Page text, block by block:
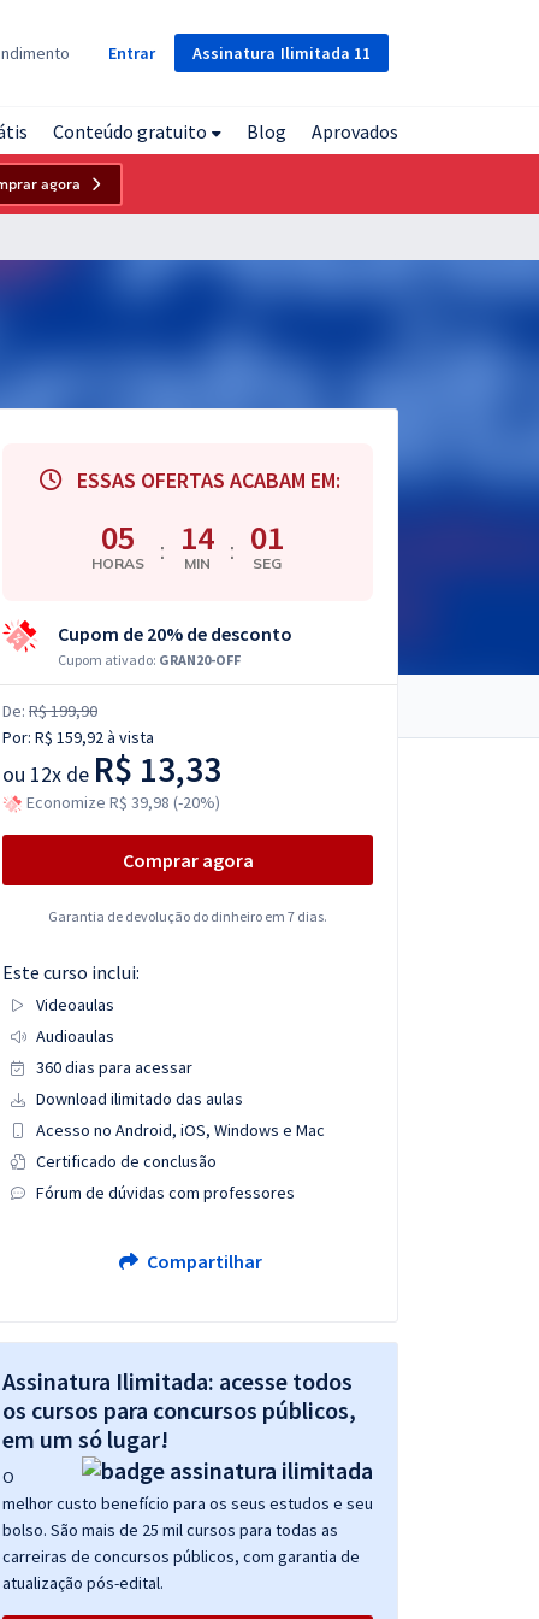
Assinatura Ilimitada 11
Entrar
Conteúdo gratuito Blog Aprovados
agora
ESSAS OFERTAS ACABAM EM:
05
HORAS : 14
MIN : 00
SEG
Cupom de 20% de desconto
Cupom ativado: GRAN20-OFF
De: R$ 199,90
Por: R$ 159,92à vista
ou 12x de R$ 13,33
Economize R$ 39,98 (-20%)
Comprar agora
Garantia de devolução do dinheiro em 7 dias.
Este curso inclui:
Videoaulas
Audioaulas
360 dias para acessar
Download ilimitado das aulas
Acesso no Android, iOS, Windows e Mac
Certificado de conclusão
Fórum de dúvidas com professores
Compartilhar
Assinatura Ilimitada: acesse todos
os cursos para concursos públicos,
em um só lugar!
O
melhor custo benefício para os seus estudos e seu
bolso. São mais de 25 mil cursos para todas as
carreiras de concursos públicos, com garantia de
atualização pós-edital.